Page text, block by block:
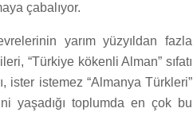
çabalıyor.
yarım yüzyıldan fazla
“Türkiye kökenli Alman” sıfatı
ister istemez “Almanya Türkleri”
yaşadığı toplumda en çok bu